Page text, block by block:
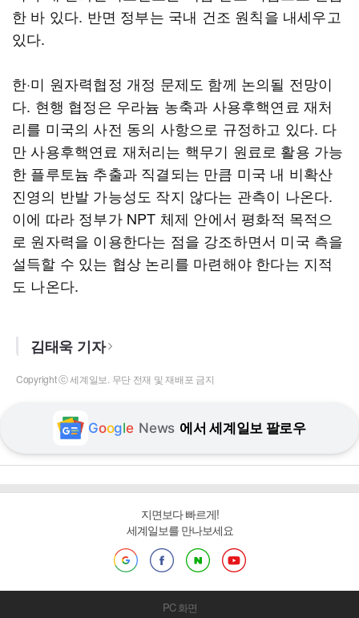
한 바 있다. 반면 정부는 국내 건조 원칙을 내세우고
있다.
한·미 원자력협정 개정 문제도 함께 논의될 전망이
다. 현행 협정은 우라늄 농축과 사용후핵연료 재처
리를 미국의 사전 동의 사항으로 규정하고 있다. 다
만 사용후핵연료 재처리는 핵무기 원료로 활용 가능
한 플루토늄 추출과 직결되는 만큼 미국 내 비확산
진영의 반발 가능성도 작지 않다는 관측이 나온다.
이에 따라 정부가 NPT 체제 안에서 평화적 목적으
로 원자력을 이용한다는 점을 강조하면서 미국 측을
설득할 수 있는 협상 논리를 마련해야 한다는 지적
도 나온다.
김태욱 기자
Copyright ⓒ 세계일보. 무단 전재 및 재배포 금지
Google News 에서 세계일보 팔로우
지면보다 빠르게!
세계일보를 만나보세요
PC 화면